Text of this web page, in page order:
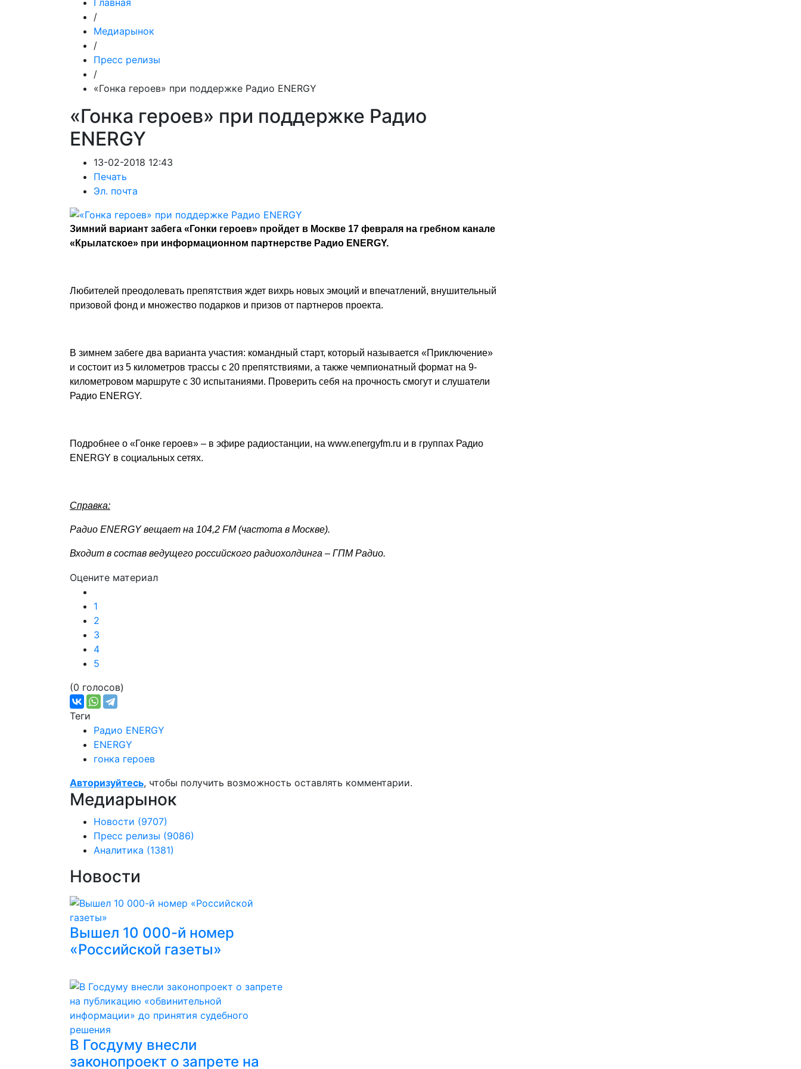
Главная
/
Медиарынок
/
Пресс релизы
/
«Гонка героев» при поддержке Радио ENERGY
«Гонка героев» при поддержке Радио
ENERGY
13-02-2018 12:43
Печать
Эл. почта
Зимний вариант забега «Гонки героев» пройдет в Москве 17 февраля на гребном канале
«Крылатское» при информационном партнерстве Радио ENERGY.
Любителей преодолевать препятствия ждет вихрь новых эмоций и впечатлений, внушительный
призовой фонд и множество подарков и призов от партнеров проекта.
В зимнем забеге два варианта участия: командный старт, который называется «Приключение»
и состоит из 5 километров трассы с 20 препятствиями, а также чемпионатный формат на 9-
километровом маршруте с 30 испытаниями. Проверить себя на прочность смогут и слушатели
Радио ENERGY.
Подробнее о «Гонке героев» – в эфире радиостанции, на www.energyfm.ru и в группах Радио
ENERGY в социальных сетях.
Справка:
Радио ENERGY вещает на 104,2 FM (частота в Москве).
Входит в состав ведущего российского радиохолдинга – ГПМ Радио.
Оцените материал
1
2
3
4
5
(0 голосов)
Теги
Радио ENERGY
ENERGY
гонка героев
Авторизуйтесь, чтобы получить возможность оставлять комментарии.
Медиарынок
Новости (9707)
Пресс релизы (9086)
Аналитика (1381)
Новости
Вышел 10 000-й номер
«Российской газеты»
В Госдуму внесли
законопроект о запрете на